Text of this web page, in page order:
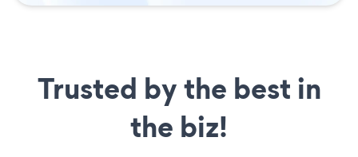
Trusted by the best in
the biz!